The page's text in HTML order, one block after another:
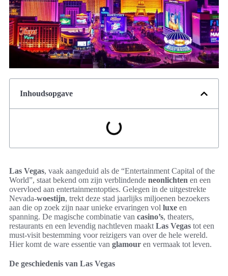
Inhoudsopgave
Las Vegas, vaak aangeduid als de “Entertainment Capital of the
World”, staat bekend om zijn verblindende neonlichten en een
overvloed aan entertainmentopties. Gelegen in de uitgestrekte
Nevada-woestijn, trekt deze stad jaarlijks miljoenen bezoekers
aan die op zoek zijn naar unieke ervaringen vol luxe en
spanning. De magische combinatie van casino’s, theaters,
restaurants en een levendig nachtleven maakt Las Vegas tot een
must-visit bestemming voor reizigers van over de hele wereld.
Hier komt de ware essentie van glamour en vermaak tot leven.
De geschiedenis van Las Vegas